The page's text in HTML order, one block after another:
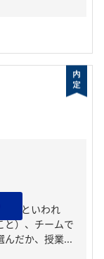
人といわれ
と）、チームで
んだか、授業...